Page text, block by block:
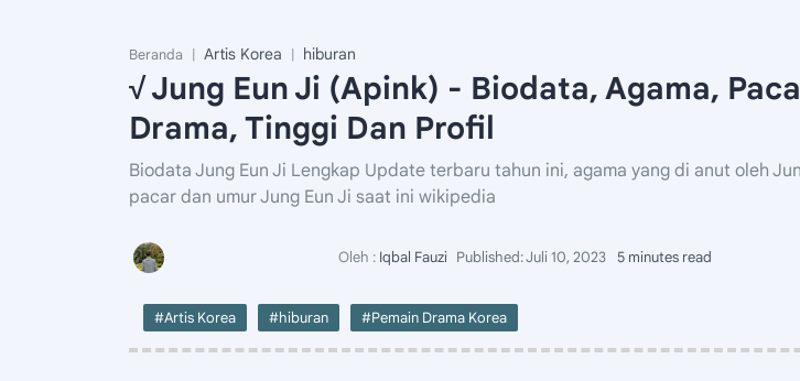
Beranda Artis Korea hiburan
√ Jung Eun Ji (Apink) - Biodata, Agama,
Drama, Tinggi Dan Profil
Biodata Jung Eun Ji Lengkap Update terbaru tahun ini, agama yang di anut oleh
pacar dan umur Jung Eun Ji saat ini wikipedia
5 minutes read
#Artis Korea #hiburan #Pemain Drama Korea